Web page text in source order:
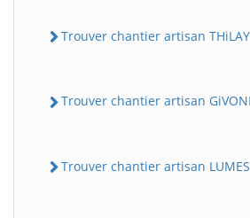
Trouver chantier artisan THiLAY
Trouver chantier artisan
Trouver chantier artisan LUMES